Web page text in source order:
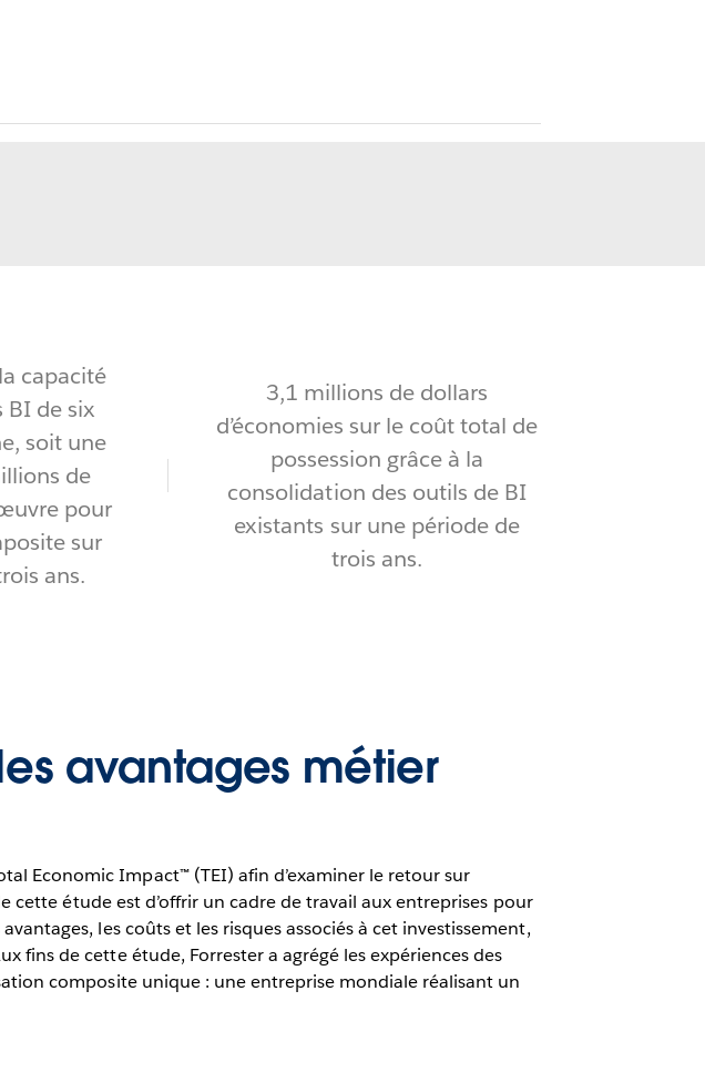
capacité
BI de six
soit une
de
pour
sur
ans.
3,1 millions de dollars
d’économies sur le coût total de
possession grâce à la
consolidation des outils de BI
existants sur une période de
trois ans.
avantages métier
Economic Impact™ (TEI) afin d’examiner le retour sur
cette étude est d’offrir un cadre de travail aux entreprises pour
les coûts et les risques associés à cet investissement,
fins de cette étude, Forrester a agrégé les expériences des
composite unique : une entreprise mondiale réalisant un